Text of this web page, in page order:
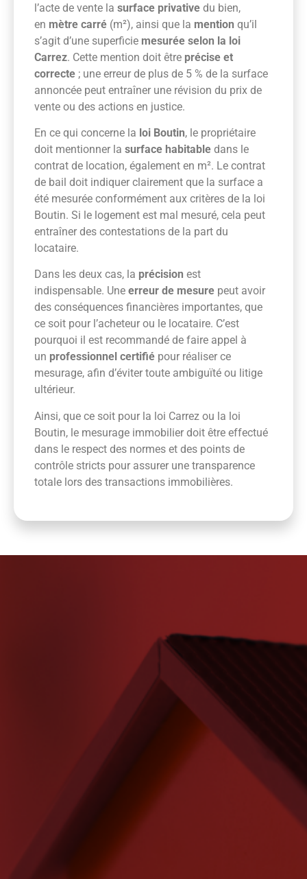
l’acte de vente la surface privative du bien,
en mètre carré (m²), ainsi que la mention qu’il
s’agit d’une superficie mesurée selon la loi
Carrez. Cette mention doit être précise et
correcte ; une erreur de plus de 5 % de la surface
annoncée peut entraîner une révision du prix de
vente ou des actions en justice.
En ce qui concerne la loi Boutin, le propriétaire
doit mentionner la surface habitable dans le
contrat de location, également en m². Le contrat
de bail doit indiquer clairement que la surface a
été mesurée conformément aux critères de la loi
Boutin. Si le logement est mal mesuré, cela peut
entraîner des contestations de la part du
locataire.
Dans les deux cas, la précision est
indispensable. Une erreur de mesure peut avoir
des conséquences financières importantes, que
ce soit pour l’acheteur ou le locataire. C’est
pourquoi il est recommandé de faire appel à
un professionnel certifié pour réaliser ce
mesurage, afin d’éviter toute ambiguïté ou litige
ultérieur.
Ainsi, que ce soit pour la loi Carrez ou la loi
Boutin, le mesurage immobilier doit être effectué
dans le respect des normes et des points de
contrôle stricts pour assurer une transparence
totale lors des transactions immobilières.